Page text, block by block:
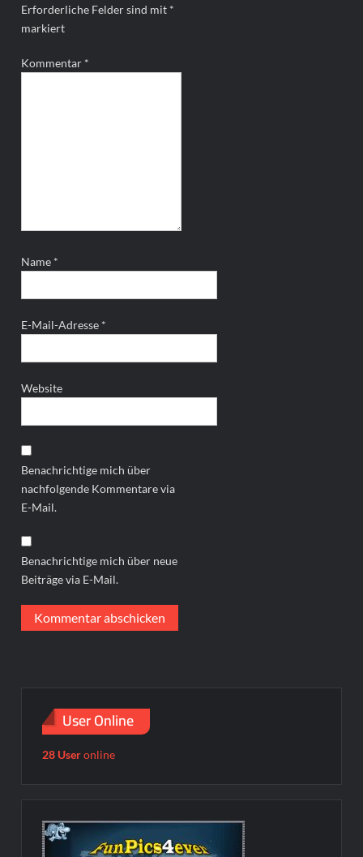
Erforderliche Felder sind mit *
markiert
Kommentar *
Name *
E-Mail-Adresse *
Website
Benachrichtige mich über
nachfolgende Kommentare via
E-Mail.
Benachrichtige mich über neue
Beiträge via E-Mail.
User Online
28 Useronline